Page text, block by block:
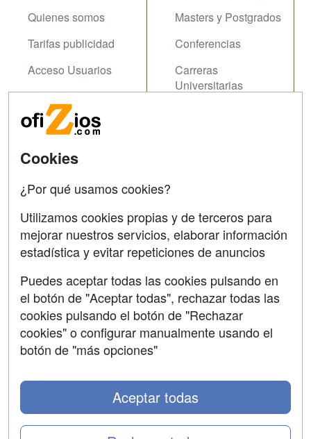
Quienes somos
Tarifas publicidad
Acceso Usuarios
Acceso Centros
Masters y Postgrados
Conferencias
Carreras
Universitarias
Contactar
Copyleft
Grupo formazion:
Cookies
¿Por qué usamos cookies?
Utilizamos cookies propias y de terceros para
mejorar nuestros servicios, elaborar información
estadística y evitar repeticiones de anuncios
Puedes aceptar todas las cookies pulsando en
el botón de "Aceptar todas", rechazar todas las
cookies pulsando el botón de "Rechazar
cookies" o configurar manualmente usando el
botón de "más opciones"
Aceptar todas